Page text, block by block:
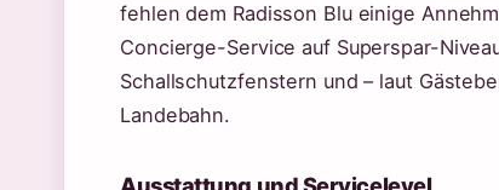
fehlen dem Radisson Blu einige
Concierge-Service auf Superspar-
Schallschutzfenstern und – laut
Landebahn.